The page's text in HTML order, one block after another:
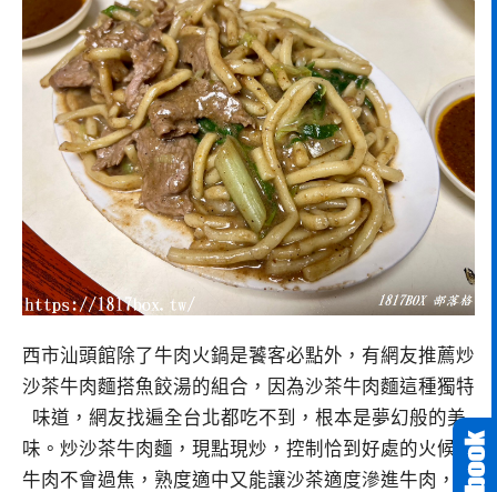
西市汕頭館除了牛肉火鍋是饕客必點外，有網友推薦炒
沙茶牛肉麵搭魚餃湯的組合，因為沙茶牛肉麵這種獨特
味道，網友找遍全台北都吃不到，根本是夢幻般的美
味。炒沙茶牛肉麵，現點現炒，控制恰到好處的火候讓
牛肉不會過焦，熟度適中又能讓沙茶適度滲進牛肉，寬